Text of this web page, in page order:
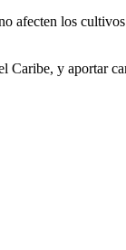
afecten los
Caribe, y aportar